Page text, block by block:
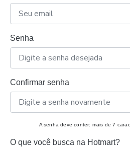
Senha
Confirmar senha
A senha deve conter: mais de 7
O que você busca na Hotmart?